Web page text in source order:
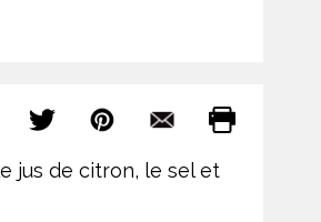
jus de citron, le sel et